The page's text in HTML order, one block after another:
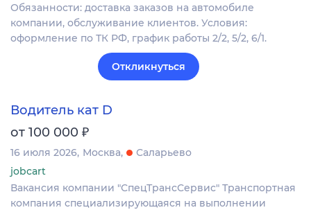
Обязанности: доставка заказов на автомобиле
компании, обслуживание клиентов. Условия:
оформление по ТК РФ, график работы 2/2, 5/2, 6/1.
Откликнуться
Водитель кат D
от 100 000 ₽
16 июля 2026 Москва
Саларьево
jobcart
Вакансия компании "СпецТрансСервис" Транспортная
компания специализирующаяся на выполнении